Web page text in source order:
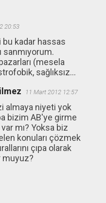
20:53
kadar hassas
sanmıyorum.
(mesela
sağlıksız...
11 Mart 2012 12:57
almaya niyeti yok
bizim AB'ye girme
mı? Yoksa biz
konuları çözmek
çıpa olarak
muyuz?